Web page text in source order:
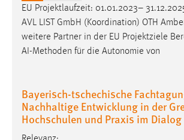
EU Projektlaufzeit: 01.01.2023–
AVL LIST GmbH (Koordination) OTH
weitere Partner in der EU Projektziele
AI-Methoden für die Autonomie von
Bayerisch-tschechische
Nachhaltige Entwicklung in der
Hochschulen und Praxis im Dialog
Relevanz: